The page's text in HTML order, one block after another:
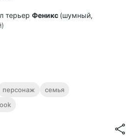
терьер Феникс (шумный,
девочек-близняшек один с
садом и растениями в
персонаж
семья